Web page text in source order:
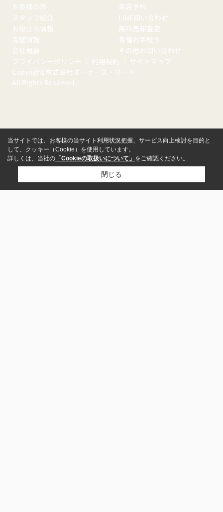
お客様の声
スタッフ紹介
お役立ち情報
店舗情報
会社概要
来店予約
LINE問い合わせ
無料売却査定
各種お手続き
その他お問い合わせ
プライバシーポリシー
利用規約
サイトマップ
Copyright 株式会社オーナーズ・リード
All Rights Reserved.
当サイトでは、お客様の当サイト利用状況把握、サービス向上検討を目的と
して、クッキー（Cookie）を使用しています。
詳しくは、当社の 「Cookieの取扱いについて」 をご確認ください。
閉じる